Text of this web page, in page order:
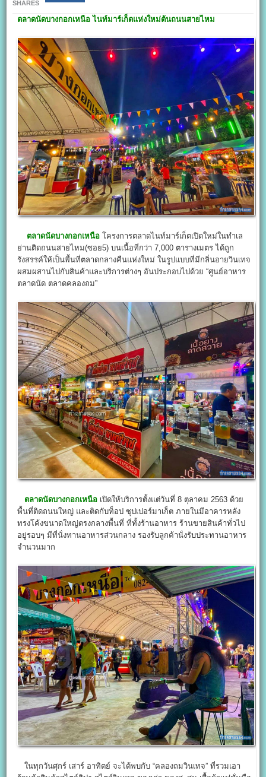
SHARES
ตลาดนัดบางกอกเหนือ ไนท์มาร์เก็ตแห่งใหม่ต้นถนนสายไหม
ตลาดนัดบางกอกเหนือ โครงการตลาดไนท์มาร์เก็ตเปิดใหม่ในทำเล
ย่านติดถนนสายไหม(ซอย5) บนเนื้อที่กว่า 7,000 ตารางเมตร ได้ถูก
รังสรรค์ให้เป็นพื้นที่ตลาดกลางคืนแห่งใหม่ ในรูปแบบที่มีกลิ่นอายวินเทจ
ผสมผสานไปกับสินค้าและบริการต่างๆ อันประกอบไปด้วย “ศูนย์อาหาร
ตลาดนัด ตลาดคลองถม”
ตลาดนัดบางกอกเหนือ เปิดให้บริการตั้งแต่วันที่ 8 ตุลาคม 2563 ด้วย
พื้นที่ติดถนนใหญ่ และติดกับท็อป ซุปเปอร์มาเก็ต ภายในมีอาคารหลัง
ทรงโค้งขนาดใหญ่ตรงกลางพื้นที่ ที่ทั้งร้านอาหาร ร้านขายสินค้าทั่วไป
อยู่รอบๆ มีที่นั่งทานอาหารส่วนกลาง รองรับลูกค้านั่งรับประทานอาหาร
จำนวนมาก
ในทุกวันศุกร์ เสาร์ อาทิตย์ จะได้พบกับ “คลองถมวินเทจ” ที่รวมเอา